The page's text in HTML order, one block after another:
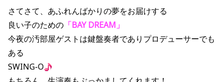
さてさて、あふれんばかりの夢をお届けする
良い子のための 「BAY DREAM」
今夜の汚部屋ゲストは鍵盤奏者でありプロデューサーでも
ある
SWING-O